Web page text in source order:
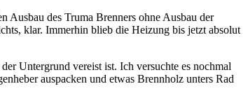
Ausbau des Truma Brenners ohne Ausbau der
klar. Immerhin blieb die Heizung bis jetzt absolut
Untergrund vereist ist. Ich versuchte es nochmal
auspacken und etwas Brennholz unters Rad